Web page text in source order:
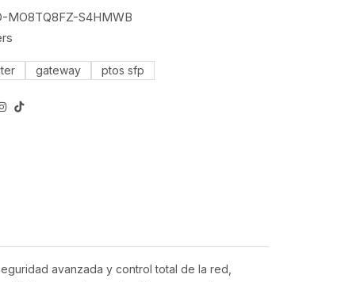
MO8TQ8FZ-S4HMWB
gateway ptos sfp
avanzada y control total de la red,